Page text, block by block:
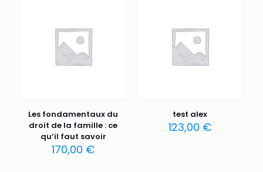
Les fondamentaux du
droit de la famille : ce
qu’il faut savoir
170,00 €
test alex
123,00 €